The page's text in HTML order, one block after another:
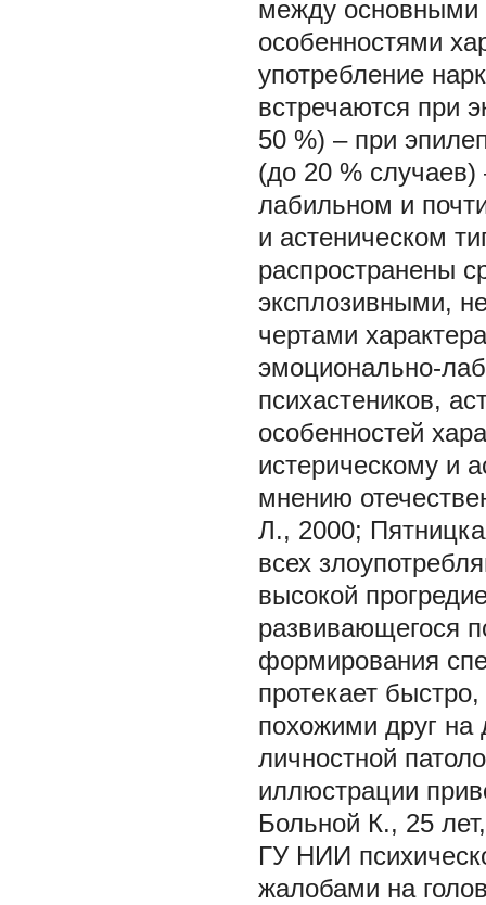
между основными
особенностями
употребление
встречаются при
50 %) – при
(до 20 %
лабильном и
и астеническом
распространены
эксплозивными,
чертами
эмоционально-
психастеников,
особенностей
истерическому и
мнению
Л., 2000;
всех
высокой
развивающегося
формирования
протекает
похожими друг на
личностной
иллюстрации
Больной К., 25
ГУ НИИ
жалобами на